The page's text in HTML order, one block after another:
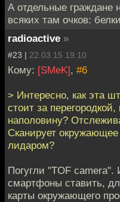
А отдельные граждане
всяких там очков:
radioactive »
#23 | 22.03.15 19:10
Кому: [SMeK], #6
> Интересно, как эта
стоит за перегородкой,
наполовину?
Сканирует
лидаром?
Погугли "TOF camera".
смартфоны ставить,
карты окружающего